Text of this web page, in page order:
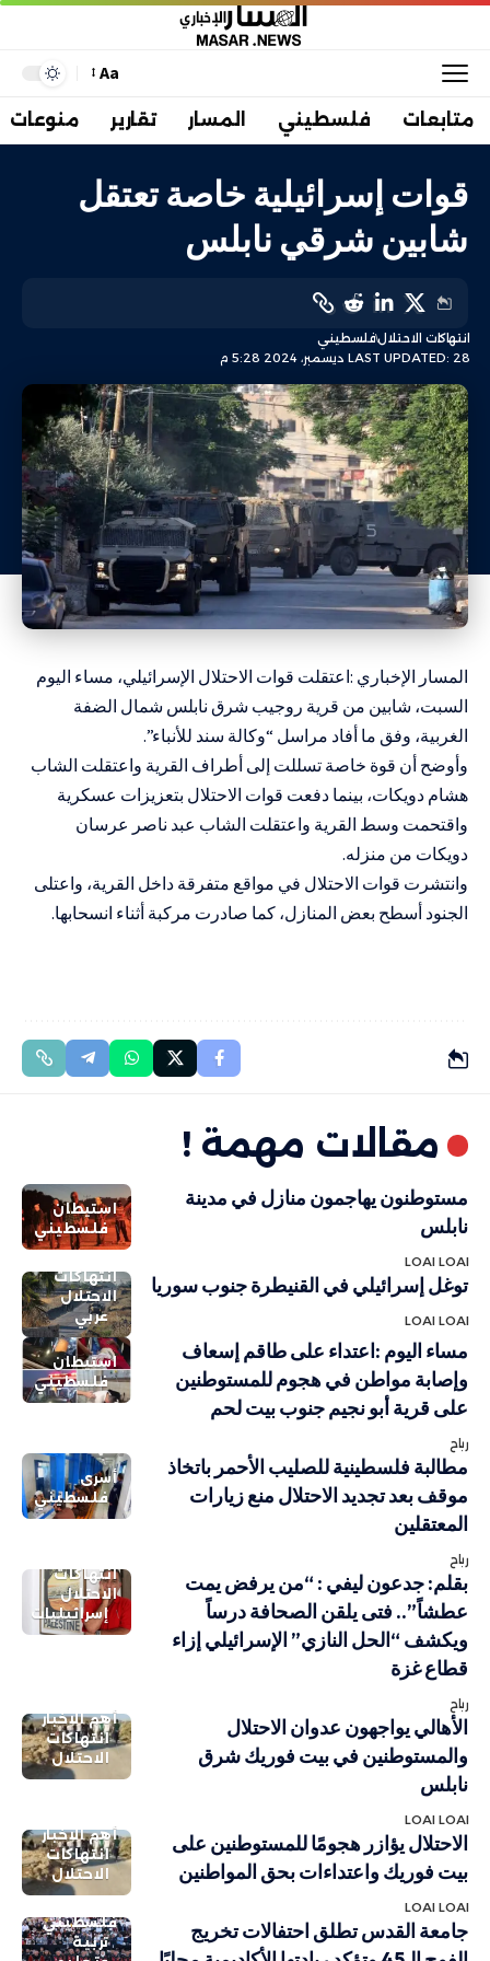
Aa
متابعات فلسطيني المسار تقارير منوعات
قوات إسرائيلية خاصة تعتقل
شابين شرقي نابلس
LAST UPDATED: 28 ديسمبر، 2024 5:28 م
انتهاكات الاحتلالفلسطيني
المسار الإخباري :اعتقلت قوات الاحتلال الإسرائيلي، مساء اليوم
السبت، شابين من قرية روجيب شرق نابلس شمال الضفة
الغربية، وفق ما أفاد مراسل “وكالة سند للأنباء”.
وأوضح أن قوة خاصة تسللت إلى أطراف القرية واعتقلت الشاب
هشام دويكات، بينما دفعت قوات الاحتلال بتعزيزات عسكرية
واقتحمت وسط القرية واعتقلت الشاب عبد ناصر عرسان
دويكات من منزله.
وانتشرت قوات الاحتلال في مواقع متفرقة داخل القرية، واعتلى
الجنود أسطح بعض المنازل، كما صادرت مركبة أثناء انسحابها.
مقالات مهمة !
استيطان
فلسطيني
مستوطنون يهاجمون منازل في مدينة
نابلس
LOAI LOAI
انتهاكات
الاحتلال
عربي
توغل إسرائيلي في القنيطرة جنوب سوريا
LOAI LOAI
استيطان
فلسطيني
مساء اليوم :اعتداء على طاقم إسعاف
وإصابة مواطن في هجوم للمستوطنين
على قرية أبو نجيم جنوب بيت لحم
رباح
أسرى
فلسطيني
مطالبة فلسطينية للصليب الأحمر باتخاذ
موقف بعد تجديد الاحتلال منع زيارات
المعتقلين
رباح
انتهاكات
الاحتلال
إسرائيليات
بقلم: جدعون ليفي : “من يرفض يمت
عطشاً”.. فتى يلقن الصحافة درساً
ويكشف “الحل النازي” الإسرائيلي إزاء
قطاع غزة
رباح
أهم الاخبار
انتهاكات
الاحتلال
الأهالي يواجهون عدوان الاحتلال
والمستوطنين في بيت فوريك شرق
نابلس
LOAI LOAI
أهم الاخبار
انتهاكات
الاحتلال
الاحتلال يؤازر هجومًا للمستوطنين على
بيت فوريك واعتداءات بحق المواطنين
LOAI LOAI
فلسطيني
تربية
جامعة القدس تطلق احتفالات تخريج